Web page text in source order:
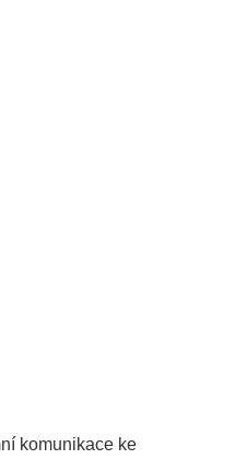
komunikace ke